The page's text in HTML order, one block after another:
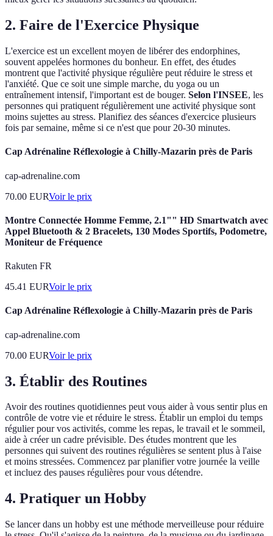
2. Faire de l'Exercice Physique
L'exercice est un excellent moyen de libérer des endorphines,
souvent appelées hormones du bonheur. En effet, des études
montrent que l'activité physique régulière peut réduire le stress et
l'anxiété. Que ce soit une simple marche, du yoga ou un
entraînement intensif, l'important est de bouger. Selon l'INSEE, les
personnes qui pratiquent régulièrement une activité physique sont
moins sujettes au stress. Planifiez des séances d'exercice plusieurs
fois par semaine, même si ce n'est que pour 20-30 minutes.
Cap Adrénaline Réflexologie à Chilly-Mazarin près de Paris
cap-adrenaline.com
70.00 EURVoir le prix
Montre Connectée Homme Femme, 2.1"" HD Smartwatch avec
Appel Bluetooth & 2 Bracelets, 130 Modes Sportifs, Podometre,
Moniteur de Fréquence
Rakuten FR
45.41 EURVoir le prix
Cap Adrénaline Réflexologie à Chilly-Mazarin près de Paris
cap-adrenaline.com
70.00 EURVoir le prix
3. Établir des Routines
Avoir des routines quotidiennes peut vous aider à vous sentir plus en
contrôle de votre vie et réduire le stress. Établir un emploi du temps
régulier pour vos activités, comme les repas, le travail et le sommeil,
aide à créer un cadre prévisible. Des études montrent que les
personnes qui suivent des routines régulières se sentent plus à l'aise
et moins stressées. Commencez par planifier votre journée la veille
et incluez des pauses régulières pour vous détendre.
4. Pratiquer un Hobby
Se lancer dans un hobby est une méthode merveilleuse pour réduire